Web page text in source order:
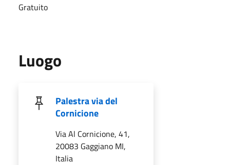
Gratuito
Luogo
Palestra via del
Cornicione
Via Al Cornicione, 41,
20083 Gaggiano MI,
Italia